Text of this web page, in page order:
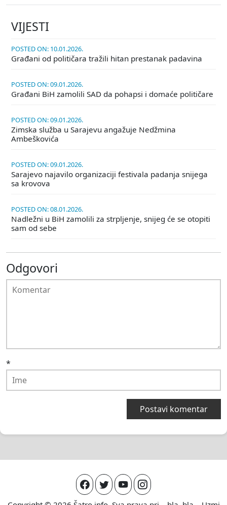
VIJESTI
POSTED ON: 10.01.2026.
Građani od političara tražili hitan prestanak padavina
POSTED ON: 09.01.2026.
Građani BiH zamolili SAD da pohapsi i domaće političare
POSTED ON: 09.01.2026.
Zimska služba u Sarajevu angažuje Nedžmina
Ambeškovića
POSTED ON: 09.01.2026.
Sarajevo najavilo organizaciji festivala padanja snijega
sa krovova
POSTED ON: 08.01.2026.
Nadležni u BiH zamolili za strpljenje, snijeg će se otopiti
sam od sebe
Odgovori
*